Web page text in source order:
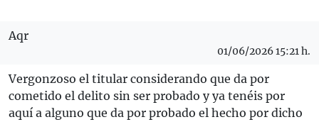
Aqr
01/06/2026 15:21 h.
Vergonzoso el titular considerando que da por
cometido el delito sin ser probado y ya tenéis por
aquí a alguno que da por probado el hecho por dicho